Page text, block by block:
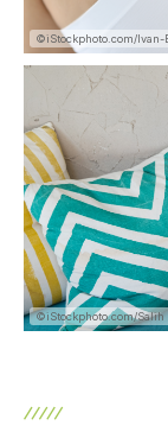
©iStockphoto.com/Ivan-
©iStockphoto.com/